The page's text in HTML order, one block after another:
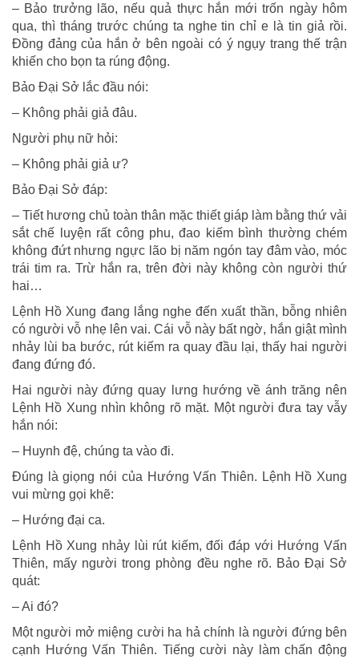
– Bảo trưởng lão, nếu quả thực hắn mới trốn ngày hôm
qua, thì tháng trước chúng ta nghe tin chỉ e là tin giả rồi.
Đồng đảng của hắn ở bên ngoài có ý ngụy trang thế trận
khiến cho bọn ta rúng động.
Bảo Đại Sở lắc đầu nói:
– Không phải giả đâu.
Người phụ nữ hỏi:
– Không phải giả ư?
Bảo Đại Sở đáp:
– Tiết hương chủ toàn thân mặc thiết giáp làm bằng thứ vải
sắt chế luyện rất công phu, đao kiếm bình thường chém
không đứt nhưng ngực lão bị năm ngón tay đâm vào, móc
trái tim ra. Trừ hắn ra, trên đời này không còn người thứ
hai…
Lệnh Hồ Xung đang lắng nghe đến xuất thần, bỗng nhiên
có người vỗ nhẹ lên vai. Cái vỗ này bất ngờ, hắn giật mình
nhảy lùi ba bước, rút kiếm ra quay đầu lại, thấy hai người
đang đứng đó.
Hai người này đứng quay lưng hướng về ánh trăng nên
Lệnh Hồ Xung nhìn không rõ mặt. Một người đưa tay vẫy
hắn nói:
– Huynh đệ, chúng ta vào đi.
Đúng là giọng nói của Hướng Vấn Thiên. Lệnh Hồ Xung
vui mừng gọi khẽ:
– Hướng đại ca.
Lệnh Hồ Xung nhảy lùi rút kiếm, đối đáp với Hướng Vấn
Thiên, mấy người trong phòng đều nghe rõ. Bảo Đại Sở
quát:
– Ai đó?
Một người mở miệng cười ha hả chính là người đứng bên
cạnh Hướng Vấn Thiên. Tiếng cười này làm chấn động